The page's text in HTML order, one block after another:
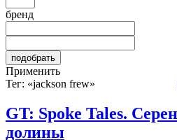
бренд
Применить
Тег: «jackson frew»
GT: Spoke Tales.
долины